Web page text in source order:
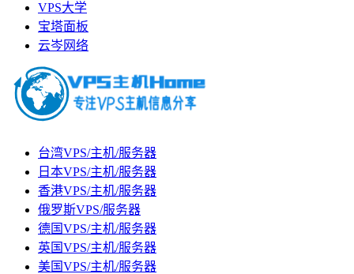
VPS大学
宝塔面板
云岑网络
台湾VPS/主机/服务器
日本VPS/主机/服务器
香港VPS/主机/服务器
俄罗斯VPS/服务器
德国VPS/主机/服务器
英国VPS/主机/服务器
美国VPS/主机/服务器